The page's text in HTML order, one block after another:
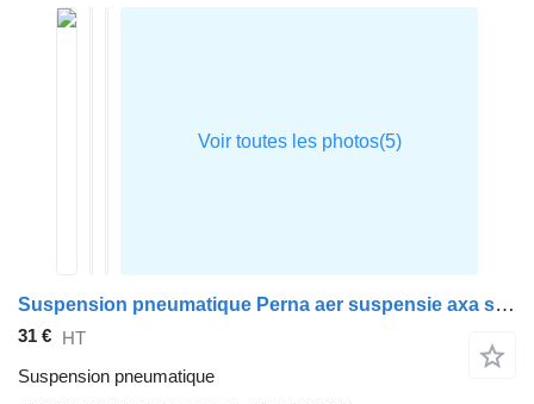
Suspension pneumatique Perna aer suspensie axa spate A9423200417 pour tracteur routier Mercedes-Benz AXOR
31 € HT
Suspension pneumatique